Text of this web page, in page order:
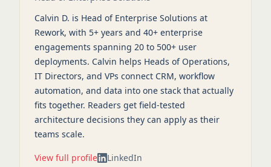
Calvin D. is Head of Enterprise Solutions at
Rework, with 5+ years and 40+ enterprise
engagements spanning 20 to 500+ user
deployments. Calvin helps Heads of Operations,
IT Directors, and VPs connect CRM, workflow
automation, and data into one stack that actually
fits together. Readers get field-tested
architecture decisions they can apply as their
teams scale.
View full profile LinkedIn